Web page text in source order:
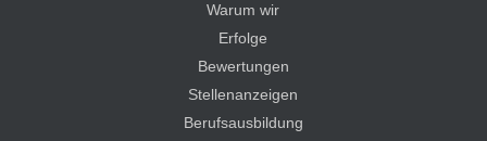
Warum wir
Erfolge
Bewertungen
Stellenanzeigen
Berufsausbildung